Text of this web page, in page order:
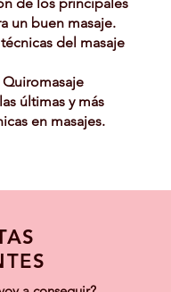
un buen masaje.
del masaje
últimas y más
en masajes.